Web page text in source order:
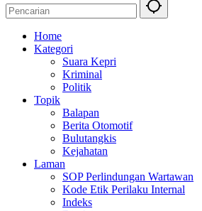
Home
Kategori
Suara Kepri
Kriminal
Politik
Topik
Balapan
Berita Otomotif
Bulutangkis
Kejahatan
Laman
SOP Perlindungan Wartawan
Kode Etik Perilaku Internal
Indeks